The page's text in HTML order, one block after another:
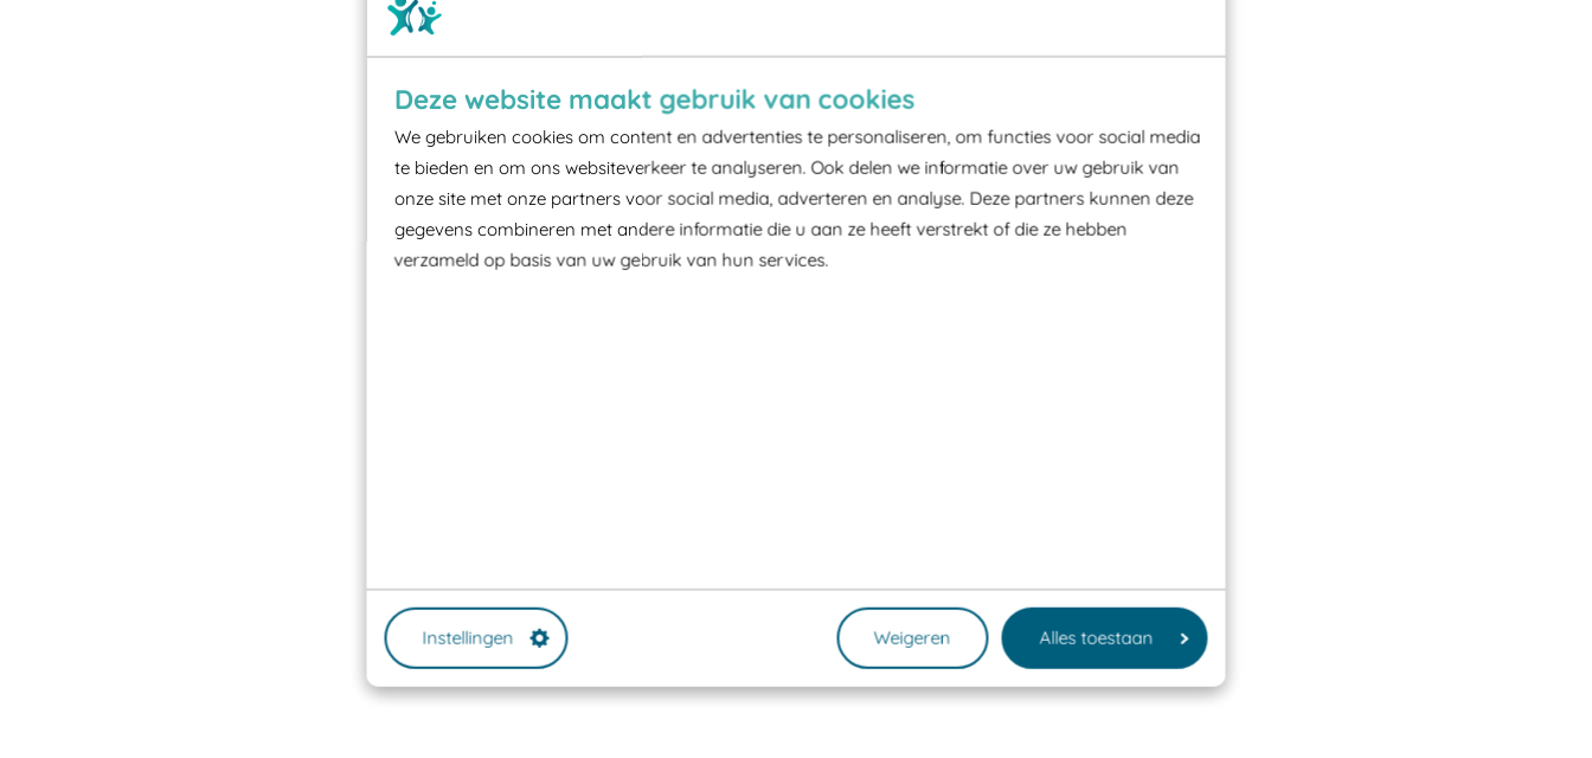
Deze website maakt gebruik van cookies
We gebruiken cookies om content en advertenties te personaliseren, om functies voor social media
te bieden en om ons websiteverkeer te analyseren. Ook delen we informatie over uw gebruik van
onze site met onze partners voor social media, adverteren en analyse. Deze partners kunnen deze
gegevens combineren met andere informatie die u aan ze heeft verstrekt of die ze hebben
verzameld op basis van uw gebruik van hun services.
Instellingen Weigeren Alles toestaan